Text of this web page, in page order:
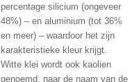
percentage silicium (ongeveer
48%) – en aluminium (tot 36%
en meer) – waardoor het zijn
karakteristieke kleur krijgt.
Witte klei wordt ook kaolien
genoemd, naar de naam van de